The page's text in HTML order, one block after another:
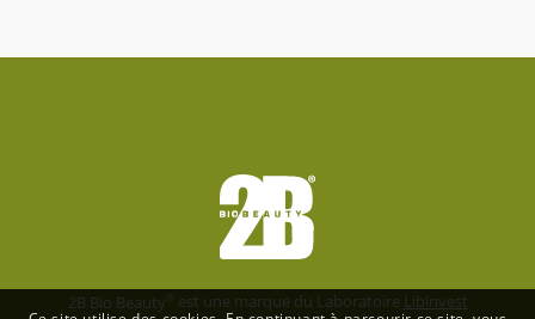
2B Bio Beauty est une marque du Laboratoire Libinvest